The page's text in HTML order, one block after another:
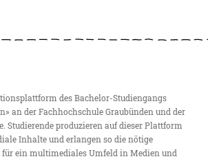
des Bachelor-Studiengangs
an der Fachhochschule Graubünden und der
Studierende produzieren auf dieser Plattform
Inhalte und erlangen so die nötige
für ein multimediales Umfeld in Medien und